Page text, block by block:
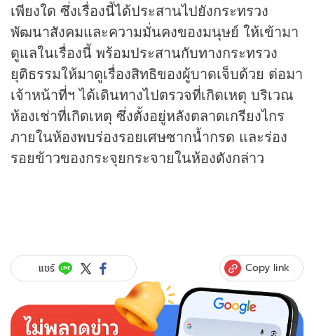
เพียงใด ซึ่งเรื่องนี้ได้ประสานไปยังกระทรวง
พัฒนาสังคมและความมั่นคงของมนุษย์ ให้เข้ามา
ดูแลในเรื่องนี้ พร้อมประสานกับทางกระทรวง
ยุติธรรมให้มาดูเรื่องสิทธิของผู้บาดเจ็บด้วย ต่อมา
เจ้าหน้าที่ฯ ได้เดินทางไปตรวจที่เกิดเหตุ บริเวณ
ห้องเช่าที่เกิดเหตุ ซึ่งตั้งอยู่หลังตลาดเกรียงไกร
ภายในห้องพบร่องรอยเศษซากน้ำกรด และร่อง
รอยข้าวของกระจุยกระจายในห้องดังกล่าว
แชร์ Copy link